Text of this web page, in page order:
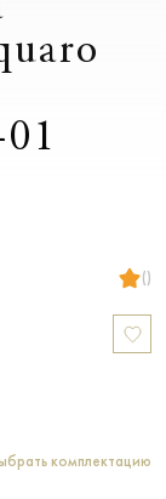
()
комплектацию